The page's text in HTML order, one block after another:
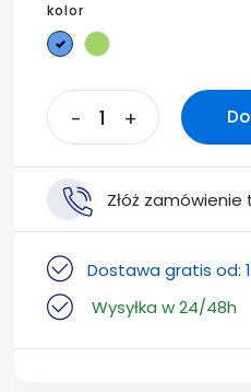
kolor
Niebieski
Zielony
- +
Złóż
Dostawa gratis od:
Wysyłka w 24/48h